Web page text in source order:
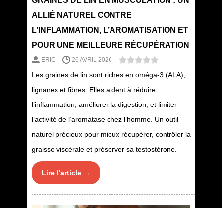
ALLIÉ NATUREL CONTRE
L’INFLAMMATION, L’AROMATISATION ET
POUR UNE MEILLEURE RÉCUPÉRATION
ERIC 26 AVRIL 2026
Les graines de lin sont riches en oméga-3 (ALA),
lignanes et fibres. Elles aident à réduire
l’inflammation, améliorer la digestion, et limiter
l’activité de l’aromatase chez l’homme. Un outil
naturel précieux pour mieux récupérer, contrôler la
graisse viscérale et préserver sa testostérone.
Lire l’article →